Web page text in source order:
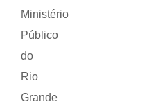
Ministério
Público
do
Rio
Grande